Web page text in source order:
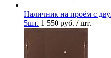
Наличник на проём с
5шт. 1 550 руб. / шт.